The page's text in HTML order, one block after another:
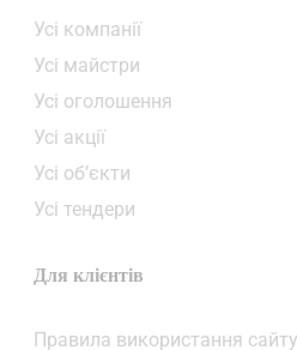
Усі компанії
Усі майстри
Усі оголошення
Усі акції
Усі об’єкти
Усі тендери
Для клієнтів
Правила використання сайту